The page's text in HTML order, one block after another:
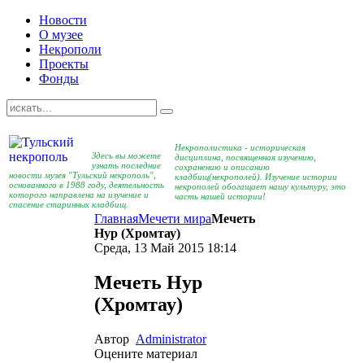
Новости
О музее
Некрополи
Проекты
Фонды
Здесь вы можете
узнать последние
новости музея "Тульский некрополь",
основанного в 1988 году, деятельность
которого направлена на изучение и
спасение старинных кладбищ.
Некрополистика - историческая
дисциплина, посвященная изучению,
сохранению и описанию
кладбищ(некрополей). Изучение истории
некрополей обогащает нашу культуру, это
часть нашей истории!
ГлавнаяМечети мираМечеть
Нур (Хромтау)
Среда, 13 Май 2015 18:14
Мечеть Нур
(Хромтау)
Автор Administrator
Оцените материал